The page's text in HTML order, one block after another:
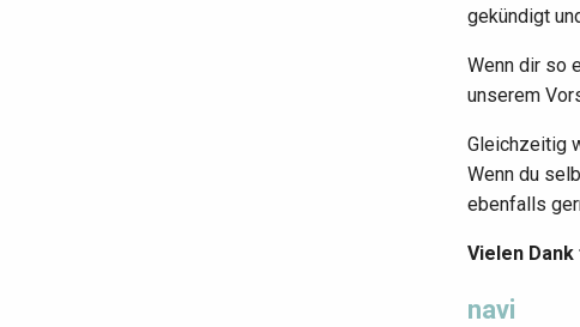
gekündigt
Wenn dir so
unserem
Gleichzeitig
Wenn du
ebenfalls
Vielen
navi